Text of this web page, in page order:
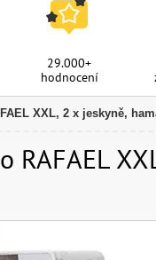
29.000+
hodnocení
XXL, 2 x jeskyně,
RAFAEL